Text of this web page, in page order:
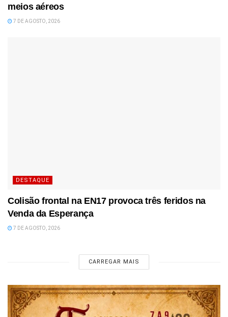
meios aéreos
7 DE AGOSTO, 2026
DESTAQUE
Colisão frontal na EN17 provoca três feridos na
Venda da Esperança
7 DE AGOSTO, 2026
CARREGAR MAIS